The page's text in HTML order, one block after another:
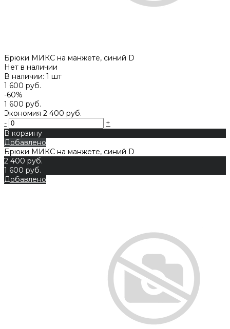
Брюки МИКС на манжете, синий D
Нет в наличии
В наличии: 1 шт
1 600 руб.
-60%
1 600 руб.
Экономия 2 400 руб.
-
+
В корзину
Добавлено
Брюки МИКС на манжете, синий D
2 400 руб.
1 600 руб.
Добавлено